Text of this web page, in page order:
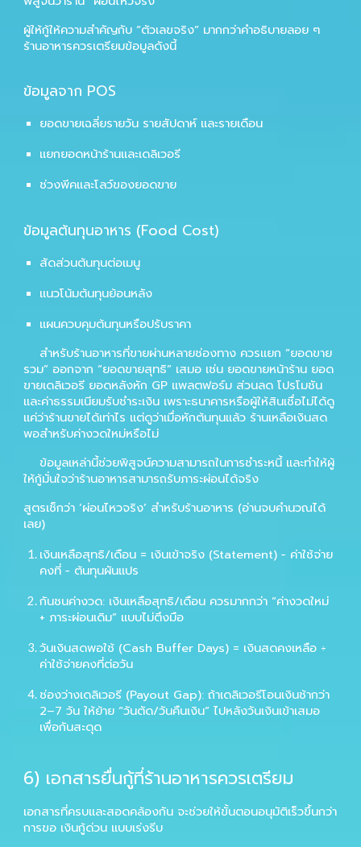
ผู้ให้กู้ให้ความสำคัญกับ “ตัวเลขจริง” มากกว่าคำอธิบายลอย ๆ
ร้านอาหารควรเตรียมข้อมูลดังนี้
ข้อมูลจาก POS
ยอดขายเฉลี่ยรายวัน รายสัปดาห์ และรายเดือน
แยกยอดหน้าร้านและเดลิเวอรี
ช่วงพีคและโลว์ของยอดขาย
ข้อมูลต้นทุนอาหาร (Food Cost)
สัดส่วนต้นทุนต่อเมนู
แนวโน้มต้นทุนย้อนหลัง
แผนควบคุมต้นทุนหรือปรับราคา
สำหรับร้านอาหารที่ขายผ่านหลายช่องทาง ควรแยก “ยอดขาย
รวม” ออกจาก “ยอดขายสุทธิ” เสมอ เช่น ยอดขายหน้าร้าน ยอด
ขายเดลิเวอรี ยอดหลังหัก GP แพลตฟอร์ม ส่วนลด โปรโมชัน
และค่าธรรมเนียมรับชำระเงิน เพราะธนาคารหรือผู้ให้สินเชื่อไม่ได้ดู
แค่ว่าร้านขายได้เท่าไร แต่ดูว่าเมื่อหักต้นทุนแล้ว ร้านเหลือเงินสด
พอสำหรับค่างวดใหม่หรือไม่
ข้อมูลเหล่านี้ช่วยพิสูจน์ความสามารถในการชำระหนี้ และทำให้ผู้
ให้กู้มั่นใจว่าร้านอาหารสามารถรับภาระผ่อนได้จริง
สูตรเช็กว่า ‘ผ่อนไหวจริง’ สำหรับร้านอาหาร (อ่านจบคำนวณได้
เลย)
เงินเหลือสุทธิ/เดือน = เงินเข้าจริง (Statement) − ค่าใช้จ่าย
คงที่ − ต้นทุนผันแปร
กันชนค่างวด: เงินเหลือสุทธิ/เดือน ควรมากกว่า “ค่างวดใหม่
+ ภาระผ่อนเดิม” แบบไม่ตึงมือ
วันเงินสดพอใช้ (Cash Buffer Days) = เงินสดคงเหลือ ÷
ค่าใช้จ่ายคงที่ต่อวัน
ช่องว่างเดลิเวอรี (Payout Gap): ถ้าเดลิเวอรีโอนเงินช้ากว่า
2–7 วัน ให้ย้าย “วันตัด/วันคืนเงิน” ไปหลังวันเงินเข้าเสมอ
เพื่อกันสะดุด
6) เอกสารยื่นกู้ที่ร้านอาหารควรเตรียม
เอกสารที่ครบและสอดคล้องกัน จะช่วยให้ขั้นตอนอนุมัติเร็วขึ้นกว่า
การขอ เงินกู้ด่วน แบบเร่งรีบ